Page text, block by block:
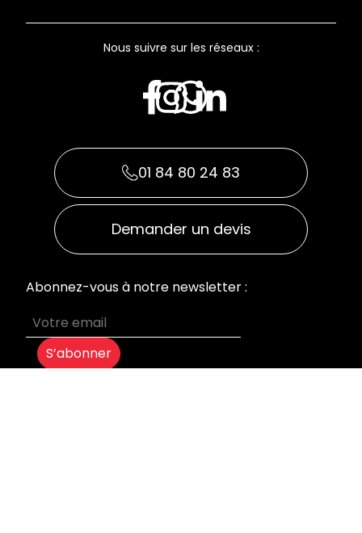
Nous suivre sur les réseaux :
01 84 80 24 83
Demander un devis
Abonnez-vous à notre newsletter :
S’abonner